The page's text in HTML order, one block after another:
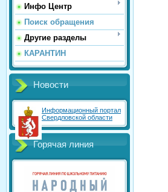
Инфо Центр
Поиск обращения
Другие разделы
КАРАНТИН
Новости
Информационный портал
Свердловской области
Горячая линия